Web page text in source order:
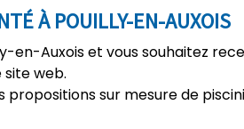
À POUILLY-EN-AUXOIS
en-Auxois et vous souhaitez
web.
sur mesure de